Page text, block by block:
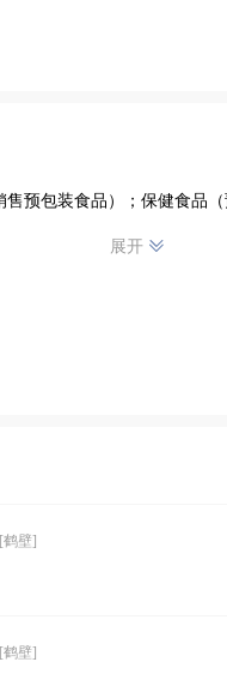
预包装食品）；保健食品
展开
[鹤壁]
[鹤壁]